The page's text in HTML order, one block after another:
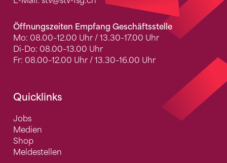
Öffnungszeiten Empfang Geschäftsstelle
Mo: 08.00–12.00 Uhr / 13.30–17.00 Uhr
Di-Do: 08.00–13.00 Uhr
Fr: 08.00–12.00 Uhr / 13.30–16.00 Uhr
Quicklinks
Jobs
Medien
Shop
Meldestellen